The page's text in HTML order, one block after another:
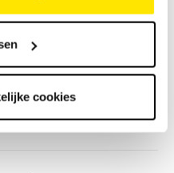
cookies
64,95
Bekijk model